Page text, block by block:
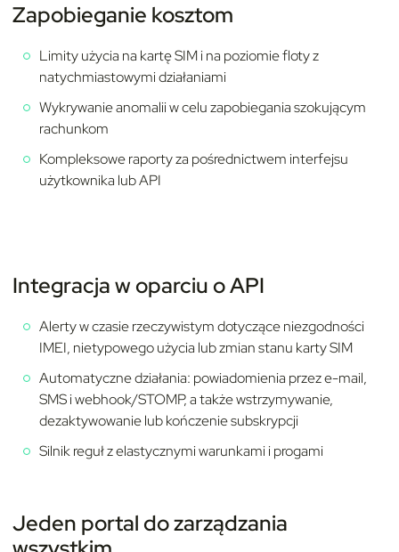
Zapobieganie kosztom
Limity użycia na kartę SIM i na poziomie floty z
natychmiastowymi działaniami
Wykrywanie anomalii w celu zapobiegania szokującym
rachunkom
Kompleksowe raporty za pośrednictwem interfejsu
użytkownika lub API
Integracja w oparciu o API
Alerty w czasie rzeczywistym dotyczące niezgodności
IMEI, nietypowego użycia lub zmian stanu karty SIM
Automatyczne działania: powiadomienia przez e-mail,
SMS i webhook/STOMP, a także wstrzymywanie,
dezaktywowanie lub kończenie subskrypcji
Silnik reguł z elastycznymi warunkami i progami
Jeden portal do zarządzania